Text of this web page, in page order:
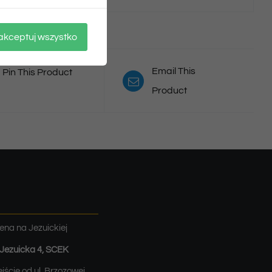
Pin This Product
Email This
Product
na Jezuickiej
4, SCEK
wszystko